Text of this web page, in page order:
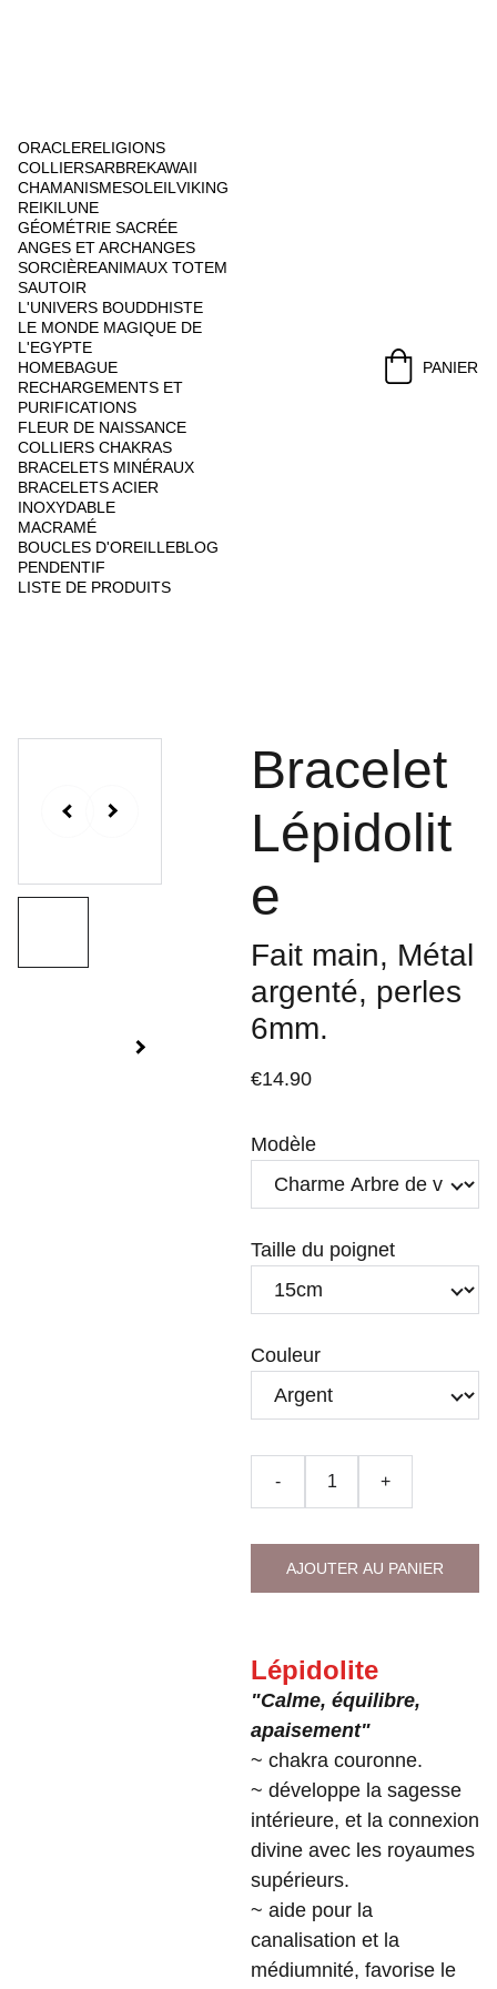
ORACLERELIGIONS
COLLIERSARBREKAWAII
CHAMANISMESOLEIL VIKING
REIKILUNE
GÉOMÉTRIE SACRÉE
ANGES ET ARCHANGES
SORCIÈREANIMAUX TOTEM
SAUTOIR
L'UNIVERS BOUDDHISTE
LE MONDE MAGIQUE DE
L'EGYPTE
HOMEBAGUE
RECHARGEMENTS ET
PURIFICATIONS
FLEUR DE NAISSANCE
COLLIERS CHAKRAS
BRACELETS MINÉRAUX
BRACELETS ACIER
INOXYDABLE
MACRAMÉ
BOUCLES D'OREILLEBLOG
PENDENTIF
LISTE DE PRODUITS
PANIER
Bracelet
Lépidolit
e
Fait main, Métal
argenté, perles
6mm.
€14.90
Modèle
Taille du poignet
Couleur
- +
AJOUTER AU PANIER
Lépidolite
"Calme, équilibre,
apaisement"
~ chakra couronne.
~ développe la sagesse
intérieure, et la connexion
divine avec les royaumes
supérieurs.
~ aide pour la
canalisation et la
médiumnité, favorise le